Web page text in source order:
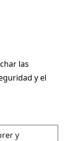
las
y el
y